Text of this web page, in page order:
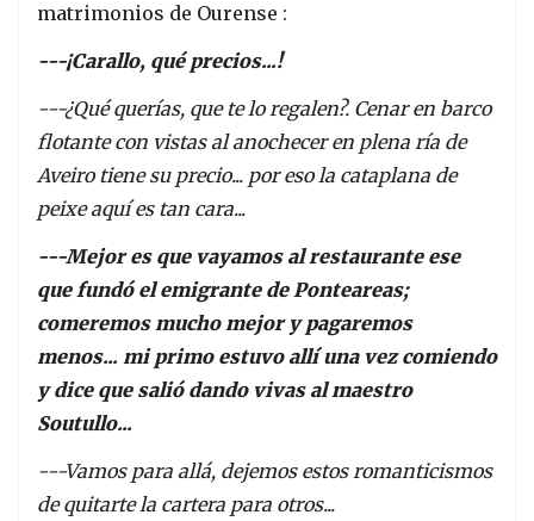
matrimonios de Ourense :
---¡Carallo, qué precios...!
---¿Qué querías, que te lo regalen?. Cenar en barco
flotante con vistas al anochecer en plena ría de
Aveiro tiene su precio... por eso la cataplana de
peixe aquí es tan cara...
---Mejor es que vayamos al restaurante ese
que fundó el emigrante de Ponteareas;
comeremos mucho mejor y pagaremos
menos... mi primo estuvo allí una vez comiendo
y dice que salió dando vivas al maestro
Soutullo...
---Vamos para allá, dejemos estos romanticismos
de quitarte la cartera para otros...